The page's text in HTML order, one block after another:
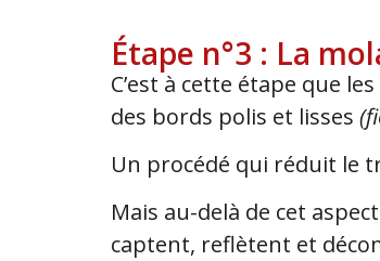
Étape n°3 : La
C’est à cette étape que
des bords polis et lisses
Un procédé qui réduit le
Mais au-delà de cet
captent, reflètent et